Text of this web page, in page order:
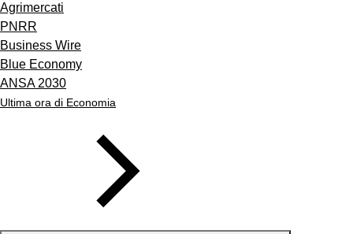
Agrimercati
PNRR
Business Wire
Blue Economy
ANSA 2030
Ultima ora di Economia